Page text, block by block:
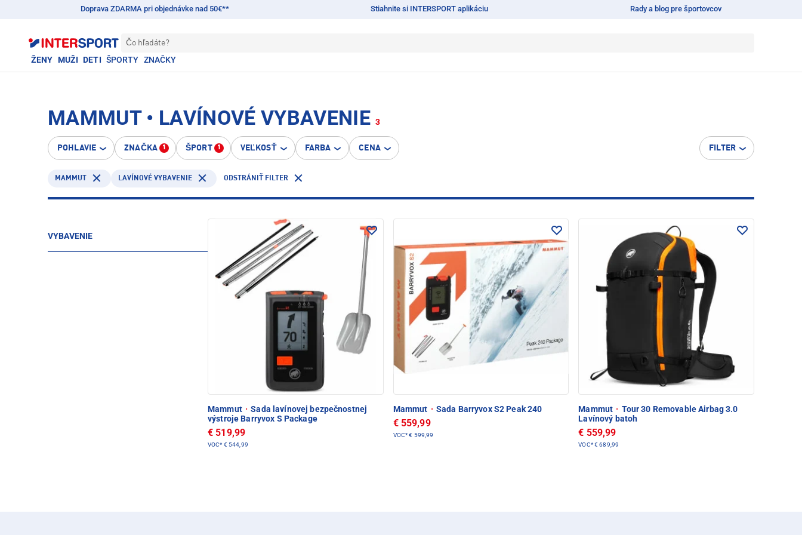
Doprava ZDARMA pri objednávke nad 50€** Stiahnite si INTERSPORT aplikáciu Rady a blog pre športovcov
Čo hľadáte?
ŽENY MUŽI DETI ŠPORTY ZNAČKY
MAMMUT • LAVÍNOVÉ VYBAVENIE 3
POHLAVIE ZNAČKA 1 ŠPORT 1 VEĽKOSŤ FARBA CENA FILTER
MAMMUT LAVÍNOVÉ VYBAVENIE ODSTRÁNIŤ FILTER
VYBAVENIE
Mammut · Sada lavínovej bezpečnostnej
výstroje Barryvox S Package
€ 519,99
VOC* € 544,99
Mammut · Sada Barryvox S2 Peak 240
€ 559,99
VOC*€ 599,99
Mammut · Tour 30 Removable Airbag 3.0
Lavínový batoh
€ 559,99
VOC*€ 689,99